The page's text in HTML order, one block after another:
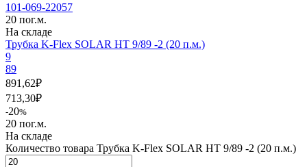
101-069-22057
20 пог.м.
На складе
Трубка K-Flex SOLAR HT 9/89 -2 (20 п.м.)
9
89
891,62₽
713,30₽
-20%
20 пог.м.
На складе
Количество товара Трубка K-Flex SOLAR HT 9/89 -2 (20 п.м.)